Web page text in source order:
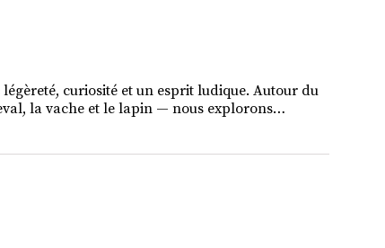
curiosité et un esprit ludique. Autour du
la vache et le lapin — nous explorons…